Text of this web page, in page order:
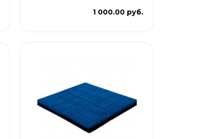
1 000.00 руб.